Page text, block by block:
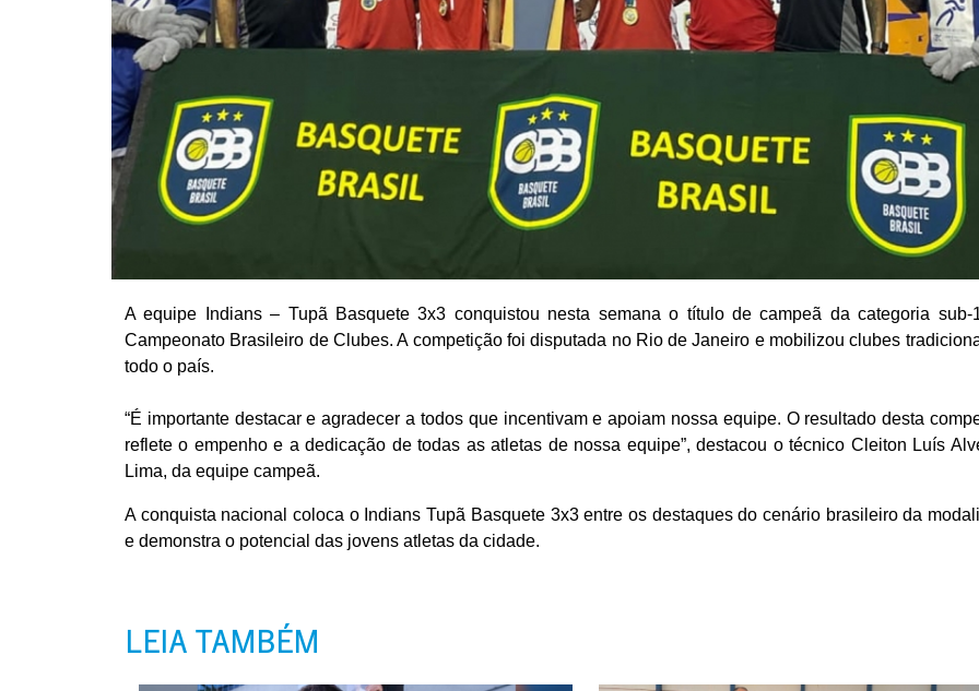
A equipe Indians – Tupã Basquete 3x3 conquistou nesta semana o título de campeã da categoria sub-
Campeonato Brasileiro de Clubes. A competição foi disputada no Rio de Janeiro e mobilizou clubes
todo o país.
“É importante destacar e agradecer a todos que incentivam e apoiam nossa equipe. O resultado desta
reflete o empenho e a dedicação de todas as atletas de nossa equipe”, destacou o técnico Cleiton Luís
Lima, da equipe campeã.
A conquista nacional coloca o Indians Tupã Basquete 3x3 entre os destaques do cenário brasileiro da
e demonstra o potencial das jovens atletas da cidade.
LEIA TAMBÉM